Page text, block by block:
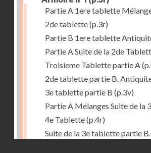
Partie A 1ere tablette
2de tablette(p.3r)
Partie B 1ere tablette
Partie A Suite de la 2de
Troisieme Tablette partie A
2de tablette partie B.
3e tablette partie B (p.3v)
Partie A Mélanges Suite de la
4e Tablette(p.4r)
Suite de la 3e tablette partie